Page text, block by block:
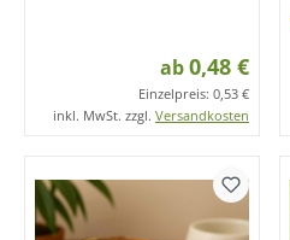
ab0,48 €
Einzelpreis: 0,53 €
inkl. MwSt. zzgl. Versandkosten